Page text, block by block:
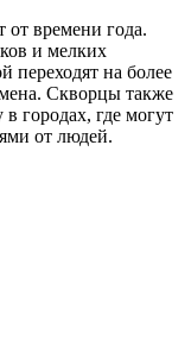
от времени года.
и мелких
переходят на более
Скворцы также
городах, где могут
от людей.